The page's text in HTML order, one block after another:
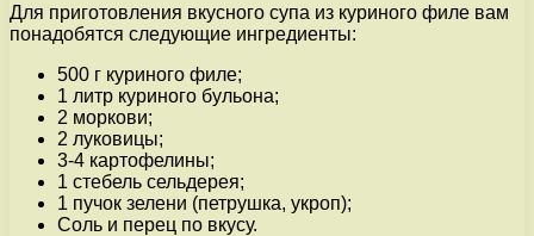
Для приготовления вкусного супа из куриного филе вам
понадобятся следующие ингредиенты:
500 г куриного филе;
1 литр куриного бульона;
2 моркови;
2 луковицы;
3-4 картофелины;
1 стебель сельдерея;
1 пучок зелени (петрушка, укроп);
Соль и перец по вкусу.